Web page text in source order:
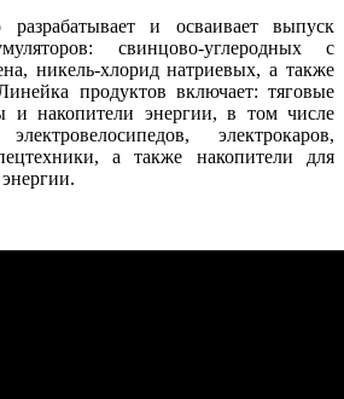
и осваивает выпуск
свинцово-углеродных с
никель-хлорид натриевых, а также
продуктов включает: тяговые
и накопители энергии, в том числе
электрокаров,
а также накопители для